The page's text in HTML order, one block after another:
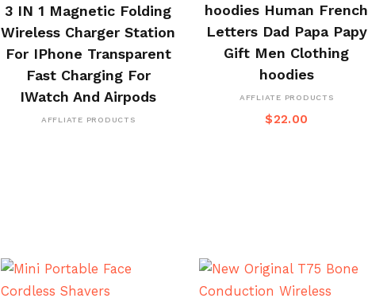
3 IN 1 Magnetic Folding
Wireless Charger Station
For IPhone Transparent
Fast Charging For
IWatch And Airpods
AFFLIATE PRODUCTS
hoodies Human French
Letters Dad Papa Papy
Gift Men Clothing
hoodies
AFFLIATE PRODUCTS
$22.00